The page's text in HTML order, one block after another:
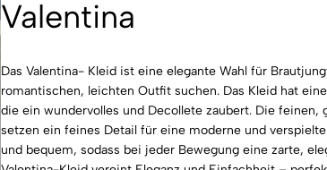
Valentina
Das Valentina- Kleid ist eine elegante Wahl für
romantischen, leichten Outfit suchen. Das Kleid hat
die ein wundervolles und Decollete zaubert. Die feinen,
setzen ein feines Detail für eine moderne und
und bequem, sodass bei jeder Bewegung eine zarte,